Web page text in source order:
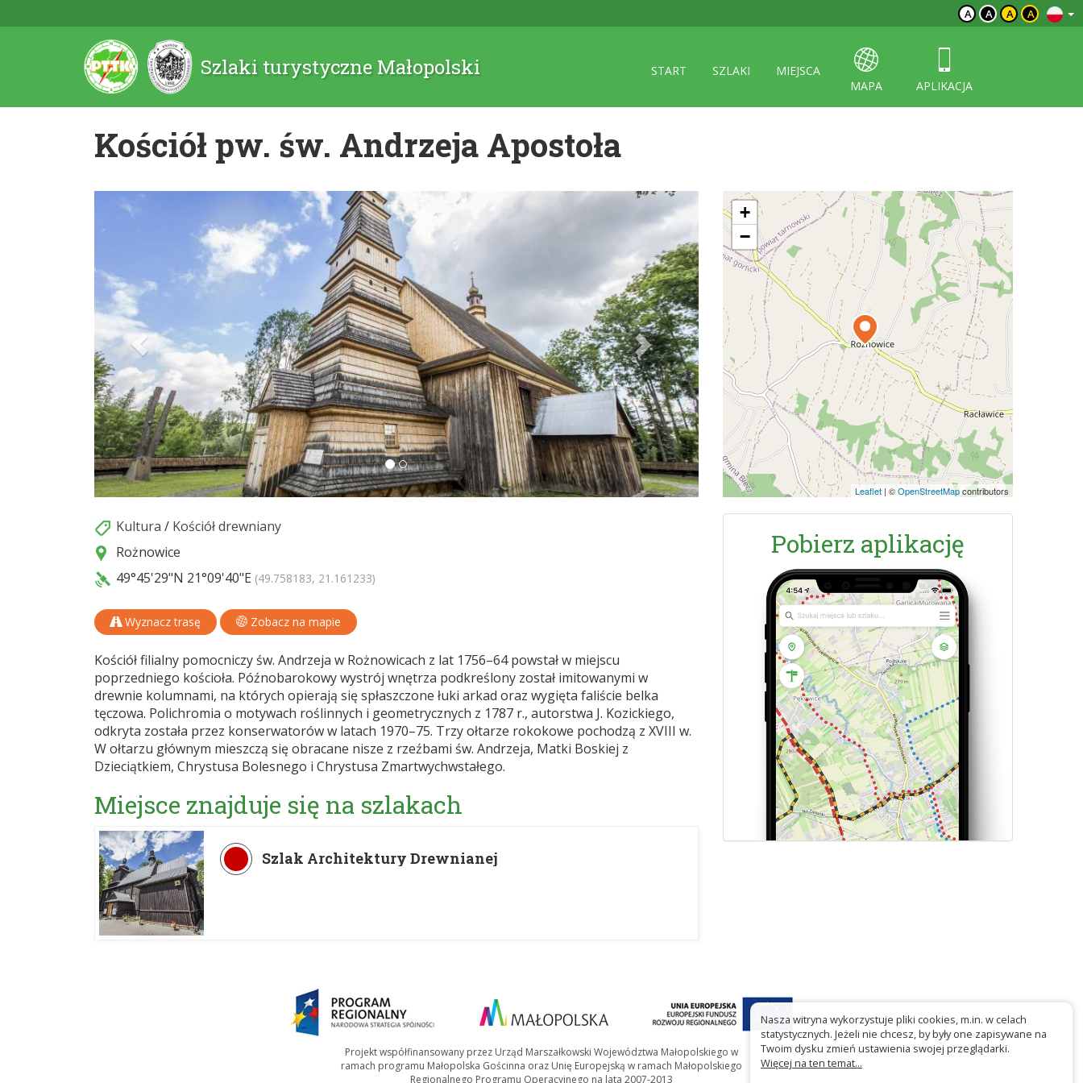
A A A A
Szlaki turystyczne Małopolski START SZLAKI
MIEJSCA
MAPA
APLIKACJA
Kościół pw. św. Andrzeja Apostoła
Kultura / Kościół drewniany
Rożnowice
49°45'29"N 21°09'40"E (49.758183, 21.161233)
Wyznacz trasę Zobacz na mapie
Kościół filialny pomocniczy św. Andrzeja w Rożnowicach z lat 1756–64 powstał w miejscu
poprzedniego kościoła. Późnobarokowy wystrój wnętrza podkreślony został imitowanymi w
drewnie kolumnami, na których opierają się spłaszczone łuki arkad oraz wygięta faliście belka
tęczowa. Polichromia o motywach roślinnych i geometrycznych z 1787 r., autorstwa J. Kozickiego,
odkryta została przez konserwatorów w latach 1970–75. Trzy ołtarze rokokowe pochodzą z XVIII w.
W ołtarzu głównym mieszczą się obracane nisze z rzeźbami św. Andrzeja, Matki Boskiej z
Dzieciątkiem, Chrystusa Bolesnego i Chrystusa Zmartwychwstałego.
Miejsce znajduje się na szlakach
Szlak Architektury Drewnianej
+
−
Leaflet | ©OpenStreetMapcontributors
Pobierz aplikację
Projekt współfinansowany przez Urząd Marszałkowski Województwa Małopolskiego w
ramach programu Małopolska Gościnna oraz Unię Europejską w ramach Małopolskiego
Regionalnego Programu Operacyjnego na lata 2007-2013
Nasza witryna wykorzystuje pliki cookies, m.in. w celach
statystycznych. Jeżeli nie chcesz, by były one zapisywane na
Twoim dysku zmień ustawienia swojej przeglądarki.
Więcej na ten temat...